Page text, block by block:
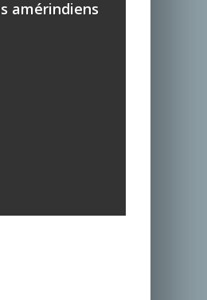
amérindiens